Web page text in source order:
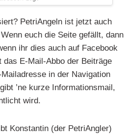
PetriAngeln ist jetzt auch
euch die Seite gefällt, dann
ihr dies auch auf Facebook
E-Mail-Abbo der Beiträge
in der Navigation
’ne kurze Informationsmail,
wird.
Konstantin (der PetriAngler)